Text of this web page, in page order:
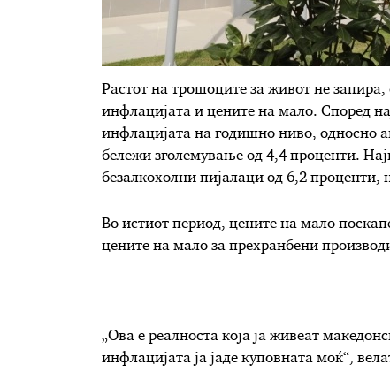
Растот на трошоците за живот не
инфлацијата и цените на мало. Според
инфлацијата на годишно ниво, односно
бележи зголемување од 4,4 проценти.
безалкохолни пијалаци од 6,2
Во истиот период, цените на мало
цените на мало за прехранбени
„Ова е реалноста која ја живеат
инфлацијата ја јаде куповната моќ“,